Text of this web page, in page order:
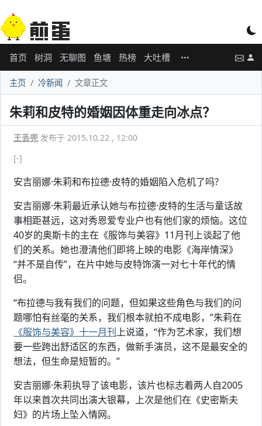
首页 树洞 无聊图 鱼塘 热榜 大吐槽
主页 冷新闻 文章正文
朱莉和皮特的婚姻因体重走向冰点？
王丢兜 发布于 2015.10.22 , 12:00
[-]
安吉丽娜·朱莉和布拉德·皮特的婚姻陷入危机了吗?
安吉丽娜·朱莉最近承认她与布拉德·皮特的生活与童话故
事相距甚远，这对秀恩爱专业户也有他们家的烦恼。这位
40岁的奥斯卡的主在《服饰与美容》11月刊上谈起了他
们的关系。她也澄清他们即将上映的电影《海岸情深》
“并不是自传”，在片中她与皮特饰演一对七十年代的情
侣。
“布拉德与我有我们的问题，但如果这些角色与我们的问
题哪怕有丝毫的关系，我们根本就拍不成电影，”朱莉在
《服饰与美容》十一月刊上说道，“作为艺术家，我们想
要一些跨出舒适区的东西，做新手演员，这不是最安全的
想法，但生命是短暂的。”
安吉丽娜·朱莉执导了该电影，该片也标志着两人自2005
年以来首次共同出演大银幕，上次是他们在《史密斯夫
妇》的片场上坠入情网。